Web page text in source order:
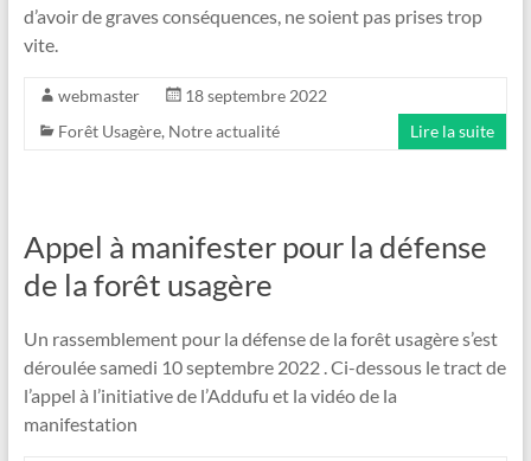
d’avoir de graves conséquences, ne soient pas prises trop
vite.
webmaster
18 septembre 2022
Forêt Usagère, Notre actualité Lire la suite
Appel à manifester pour la défense
de la forêt usagère
Un rassemblement pour la défense de la forêt usagère s’est
déroulée samedi 10 septembre 2022 . Ci-dessous le tract de
l’appel à l’initiative de l’Addufu et la vidéo de la
manifestation